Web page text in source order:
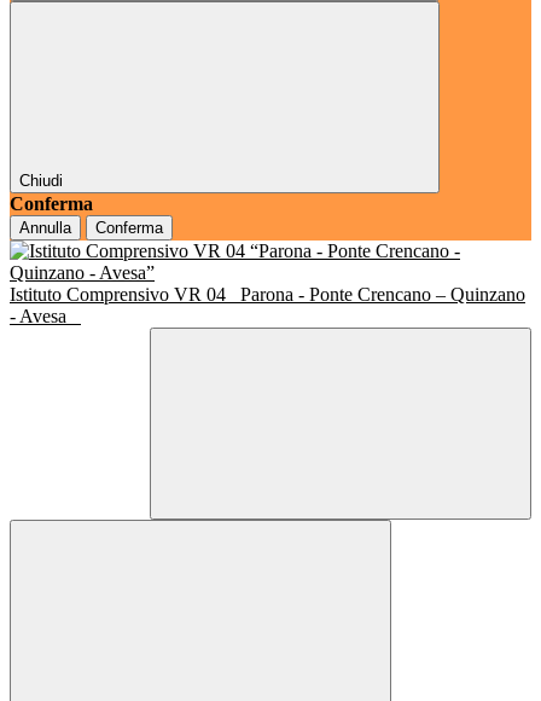
Chiudi
Conferma
Annulla Conferma
Istituto Comprensivo VR 04
Parona - Ponte Crencano – Quinzano
- Avesa